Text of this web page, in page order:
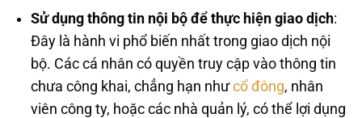
Sử dụng thông tin nội bộ để thực hiện giao dịch:
Đây là hành vi phổ biến nhất trong giao dịch nội
bộ. Các cá nhân có quyền truy cập vào thông tin
chưa công khai, chẳng hạn nhưcổ đông, nhân
viên công ty, hoặc các nhà quản lý, có thể lợi dụng